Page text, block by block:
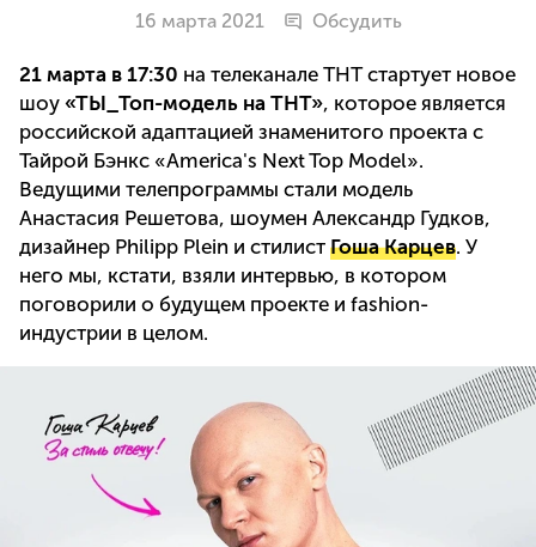
16 марта 2021 Обсудить
21 марта в 17:30 на телеканале ТНТ стартует новое
шоу «ТЫ_Топ-модель на ТНТ», которое является
российской адаптацией знаменитого проекта с
Тайрой Бэнкс «America's Next Top Model».
Ведущими телепрограммы стали модель
Анастасия Решетова, шоумен Александр Гудков,
дизайнер Philipp Plein и стилист Гоша Карцев. У
него мы, кстати, взяли интервью, в котором
поговорили о будущем проекте и fashion-
индустрии в целом.